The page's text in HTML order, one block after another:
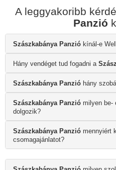
A leggyakoribb
Panzió
Szászkabánya Panzió kínál-e
Hány vendéget tud fogadni a
Szászkabánya Panzió hány
Szászkabánya Panzió milyen be-
dolgozik?
Szászkabánya Panzió mennyiért
csomagajánlatot?